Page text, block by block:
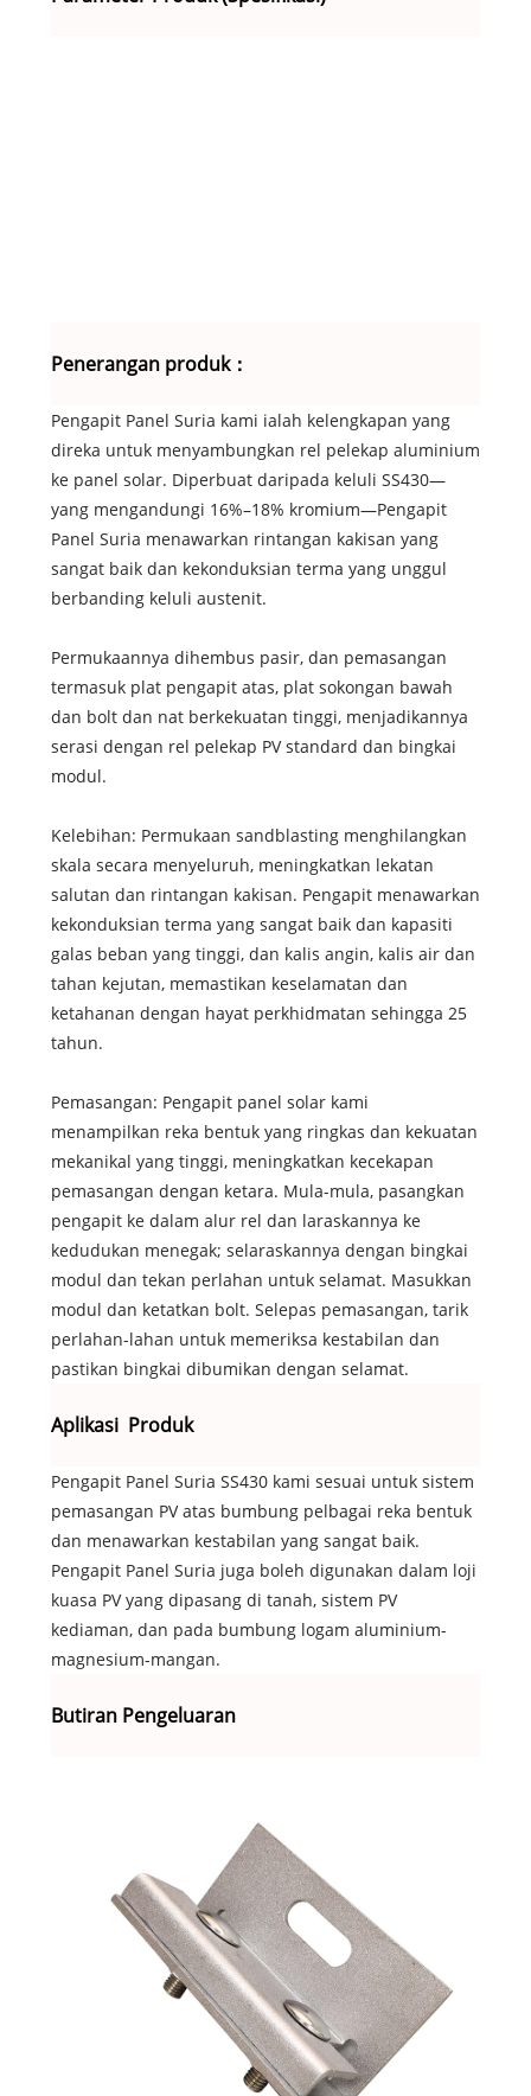
Penerangan produk：
Pengapit Panel Suria kami ialah kelengkapan yang
direka untuk menyambungkan rel pelekap aluminium
ke panel solar. Diperbuat daripada keluli SS430—
yang mengandungi 16%–18% kromium—Pengapit
Panel Suria menawarkan rintangan kakisan yang
sangat baik dan kekonduksian terma yang unggul
berbanding keluli austenit.
Permukaannya dihembus pasir, dan pemasangan
termasuk plat pengapit atas, plat sokongan bawah
dan bolt dan nat berkekuatan tinggi, menjadikannya
serasi dengan rel pelekap PV standard dan bingkai
modul.
Kelebihan: Permukaan sandblasting menghilangkan
skala secara menyeluruh, meningkatkan lekatan
salutan dan rintangan kakisan. Pengapit menawarkan
kekonduksian terma yang sangat baik dan kapasiti
galas beban yang tinggi, dan kalis angin, kalis air dan
tahan kejutan, memastikan keselamatan dan
ketahanan dengan hayat perkhidmatan sehingga 25
tahun.
Pemasangan: Pengapit panel solar kami
menampilkan reka bentuk yang ringkas dan kekuatan
mekanikal yang tinggi, meningkatkan kecekapan
pemasangan dengan ketara. Mula-mula, pasangkan
pengapit ke dalam alur rel dan laraskannya ke
kedudukan menegak; selaraskannya dengan bingkai
modul dan tekan perlahan untuk selamat. Masukkan
modul dan ketatkan bolt. Selepas pemasangan, tarik
perlahan-lahan untuk memeriksa kestabilan dan
pastikan bingkai dibumikan dengan selamat.
Aplikasi Produk
Pengapit Panel Suria SS430 kami sesuai untuk sistem
pemasangan PV atas bumbung pelbagai reka bentuk
dan menawarkan kestabilan yang sangat baik.
Pengapit Panel Suria juga boleh digunakan dalam loji
kuasa PV yang dipasang di tanah, sistem PV
kediaman, dan pada bumbung logam aluminium-
magnesium-mangan.
Butiran Pengeluaran